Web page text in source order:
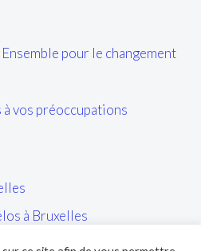
pour le changement
vos préoccupations
à Bruxelles
perturbant l’ordre public